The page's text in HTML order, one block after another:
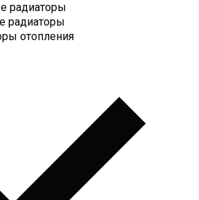
радиаторы
радиаторы
отопления